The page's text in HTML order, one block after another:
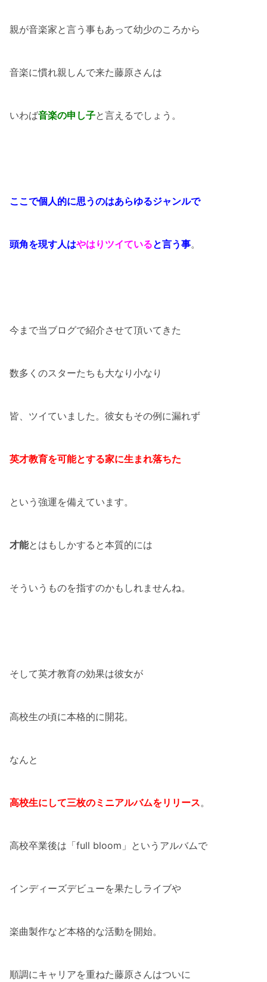
親が音楽家と言う事もあって幼少のころから
音楽に慣れ親しんで来た藤原さんは
いわば音楽の申し子と言えるでしょう。
ここで個人的に思うのはあらゆるジャンルで
頭角を現す人はやはりツイていると言う事。
今まで当ブログで紹介させて頂いてきた
数多くのスターたちも大なり小なり
皆、ツイていました。彼女もその例に漏れず
英才教育を可能とする家に生まれ落ちた
という強運を備えています。
才能とはもしかすると本質的には
そういうものを指すのかもしれませんね。
そして英才教育の効果は彼女が
高校生の頃に本格的に開花。
なんと
高校生にして三枚のミニアルバムをリリース。
高校卒業後は「full bloom」というアルバムで
インディーズデビューを果たしライブや
楽曲製作など本格的な活動を開始。
順調にキャリアを重ねた藤原さんはついに